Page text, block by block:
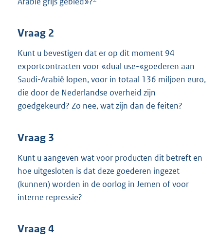
Vraag 2
Kunt u bevestigen dat er op dit moment 94
exportcontracten voor «dual use-«goederen aan
Saudi-Arabië lopen, voor in totaal 136 miljoen euro,
die door de Nederlandse overheid zijn
goedgekeurd? Zo nee, wat zijn dan de feiten?
Vraag 3
Kunt u aangeven wat voor producten dit betreft en
hoe uitgesloten is dat deze goederen ingezet
(kunnen) worden in de oorlog in Jemen of voor
interne repressie?
Vraag 4